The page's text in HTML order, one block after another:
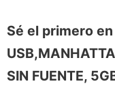
Sé el primero en
SIN FUENTE,